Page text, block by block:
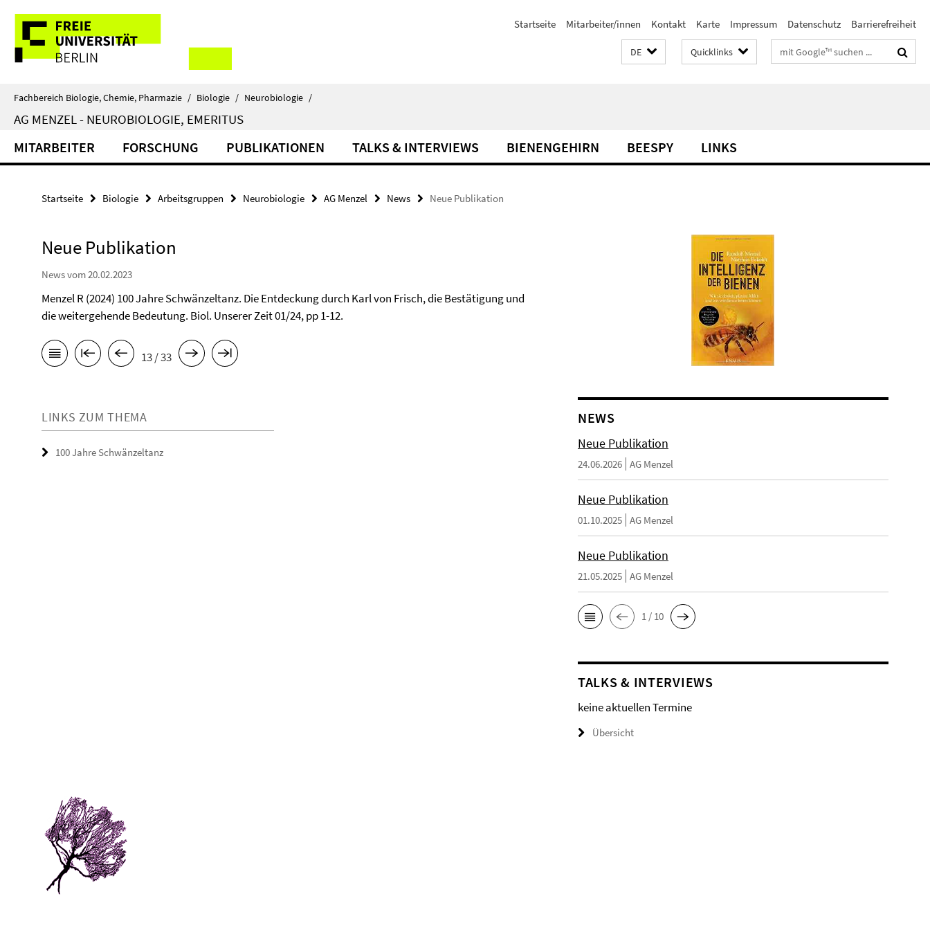
direkt
Inhalt
Service-
Navigation
Startseite Mitarbeiter/innen Kontakt Karte Impressum Datenschutz Barrierefreiheit
DE Quicklinks Suchbegriffe
Fachbereich Biologie, Chemie, Pharmazie / Biologie / Neurobiologie /
AG MENZEL - NEUROBIOLOGIE, EMERITUS
MITARBEITER FORSCHUNG PUBLIKATIONEN TALKS & INTERVIEWS BIENENGEHIRN BEESPY LINKS
Startseite Biologie Arbeitsgruppen Neurobiologie AG Menzel News Neue Publikation
Neue Publikation
News vom 20.02.2023
Menzel R (2024) 100 Jahre Schwänzeltanz. Die Entdeckung durch Karl von Frisch, die Bestätigung und
die weitergehende Bedeutung. Biol. Unserer Zeit 01/24, pp 1-12.
13 / 33
LINKS ZUM THEMA
100 Jahre Schwänzeltanz
NEWS
Neue Publikation
24.06.2026 AG Menzel
Neue Publikation
01.10.2025 AG Menzel
Neue Publikation
21.05.2025 AG Menzel
1 / 10
TALKS & INTERVIEWS
keine aktuellen Termine
Übersicht